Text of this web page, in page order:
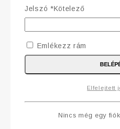
4 200Ft
Jelszó *Kötelező
Emlékezz rám
Elfelejtett
Nincs még egy